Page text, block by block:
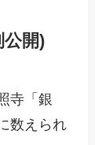
公開)
寺「銀
数えられ